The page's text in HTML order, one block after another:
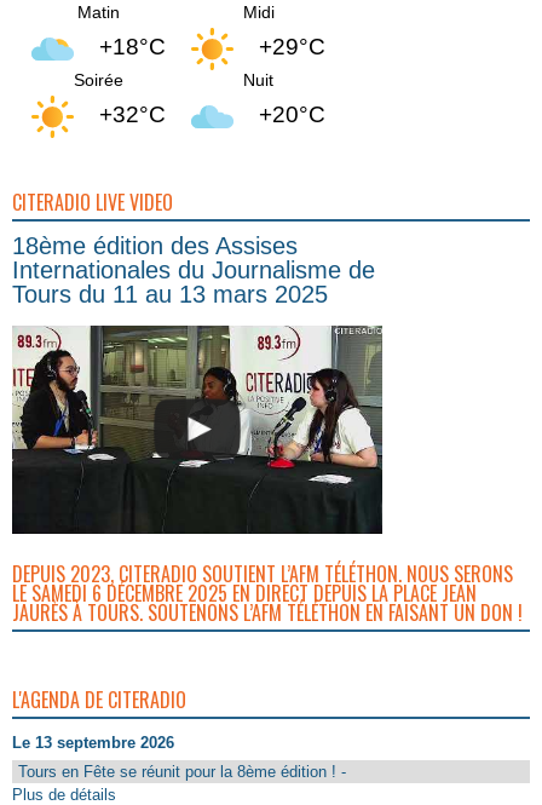
Matin
+18°C
Midi
+29°C
Soirée
+32°C
Nuit
+20°C
CITERADIO LIVE VIDEO
18ème édition des Assises
Internationales du Journalisme de
Tours du 11 au 13 mars 2025
DEPUIS 2023, CITERADIO SOUTIENT L’AFM TÉLÉTHON. NOUS SERONS
LE SAMEDI 6 DÉCEMBRE 2025 EN DIRECT DEPUIS LA PLACE JEAN
JAURÈS À TOURS. SOUTENONS L’AFM TÉLÉTHON EN FAISANT UN DON !
L'AGENDA DE CITERADIO
Le 13 septembre 2026
Tours en Fête se réunit pour la 8ème édition ! -
Plus de détails